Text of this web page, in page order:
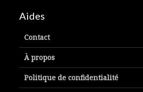
Aides
Contact
À propos
Politique de confidentialité